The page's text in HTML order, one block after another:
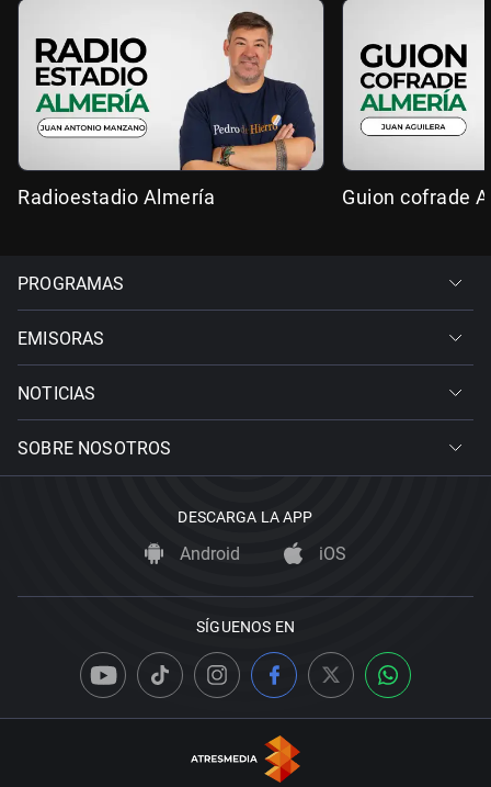
Radioestadio Almería Guion cofrade
PROGRAMAS
EMISORAS
NOTICIAS
SOBRE NOSOTROS
DESCARGA LA APP
Android iOS
SÍGUENOS EN